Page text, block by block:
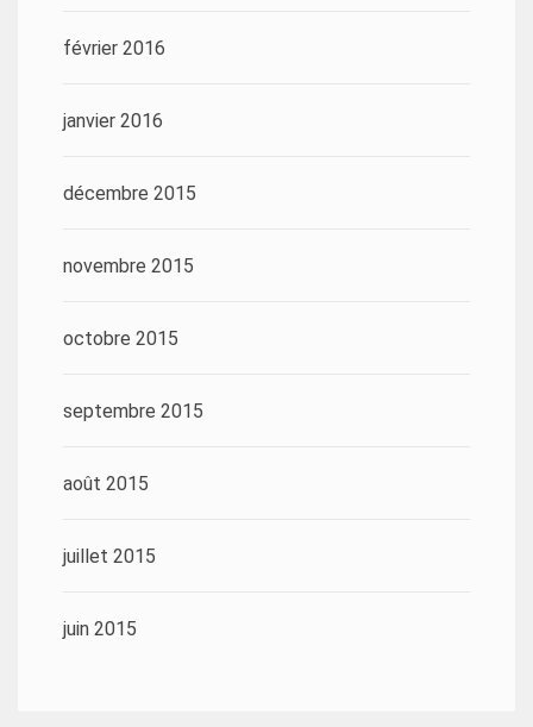
février 2016
janvier 2016
décembre 2015
novembre 2015
octobre 2015
septembre 2015
août 2015
juillet 2015
juin 2015